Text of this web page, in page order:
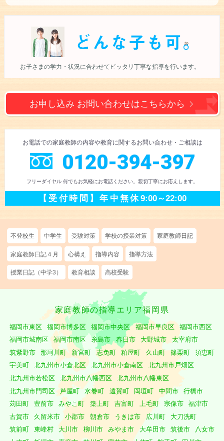
お子さまの学力・状況に合わせて ピッタリ丁寧な指導を行います。
お申し込み お問い合わせはこちらから
お電話での家庭教師の内容や教育に関するお問い合わせ・ご相談は
0120-394-397
フリーダイヤル 何でもお気軽にお電話ください。親切丁寧にお応えします。
【受付時間】年中無休9:00～22:00
不登校生 中学生 受験対策 学校の授業対策 家庭教師日記
家庭教師日記４月 心構え 指導内容 指導方法
授業日記（中学3） 教育相談 高校受験
家庭教師の指導エリア福岡県
福岡市東区 福岡市博多区 福岡市中央区 福岡市早良区
福岡市西区
福岡市城南区
福岡市南区 糸島市 春日市 大野城市
太宰府市
筑紫野市
那珂川町 新宮町 志免町 粕屋町 久山町 篠栗町
須恵町
宇美町
北九州市小倉北区 北九州市小倉南区
北九州市戸畑区
北九州市若松区
北九州市八幡西区
北九州市八幡東区
北九州市門司区
芦屋町 水巻町 遠賀町 岡垣町 中間市
行橋市
苅田町
豊前市 みやこ町 築上町 吉富町 上毛町 宗像市
福津市
古賀市
久留米市 小郡市 朝倉市 うきは市 広川町
大刀洗町
筑前町
東峰村 大川市 柳川市 みやま市 大牟田市 筑後市
八女市